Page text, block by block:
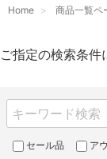
Home 商品一覧ペ
ご指定の検索条件
セール品 ア